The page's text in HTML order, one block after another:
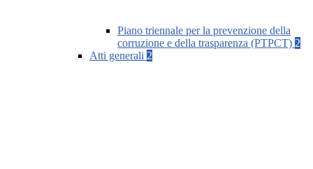
Piano triennale per la prevenzione della
corruzione e della trasparenza (PTPCT) 2
Atti generali 2